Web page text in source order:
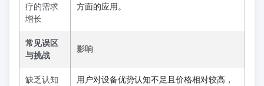
疗的需求
增长
方面的应用。
常见误区
与挑战
影响
缺乏认知
用户对设备优势认知不足且价格相对较高，